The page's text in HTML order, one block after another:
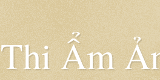
Thi Ẩm